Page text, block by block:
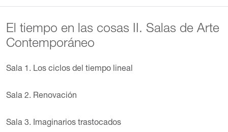
El tiempo en las cosas II. Salas de Arte
Contemporáneo
Sala 1. Los ciclos del tiempo lineal
Sala 2. Renovación
Sala 3. Imaginarios trastocados